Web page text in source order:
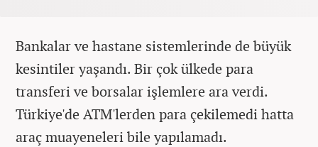
Bankalar ve hastane sistemlerinde de büyük
kesintiler yaşandı.Bir çok ülkede para
transferi ve borsalar işlemlere ara verdi.
Türkiye'de ATM'lerden para çekilemedi hatta
araç muayeneleri bile yapılamadı.